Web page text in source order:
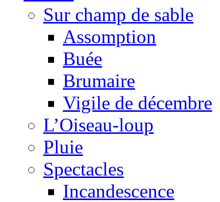
Sur champ de sable
Assomption
Buée
Brumaire
Vigile de décembre
L’Oiseau-loup
Pluie
Spectacles
Incandescence